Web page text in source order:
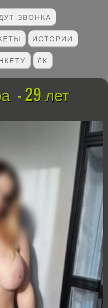
ЗВОНКА
ИСТОРИИ
ЛК
- 29 лет